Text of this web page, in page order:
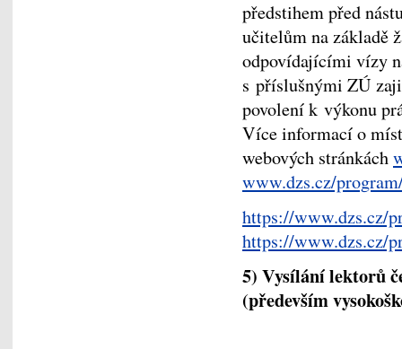
předstihem před
učitelům na základě
odpovídajícími vízy
s příslušnými ZÚ
povolení k výkonu
Více informací o
webových stránkách
www.dzs.cz/
https://www.dzs.cz/
https://www.dzs.cz/
5) Vysílání lektorů
(především